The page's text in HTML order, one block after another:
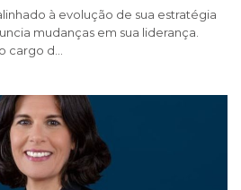
à evolução de sua estratégia
mudanças em sua liderança.
cargo d…